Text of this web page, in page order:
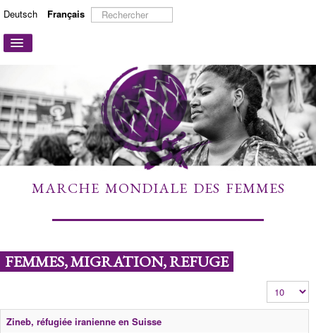
Deutsch Français Rechercher
Basculer
A PROPOS
ACTIONS ET CAMPAGNES
PARTICIPER
TÉMOIGNAGES
À DÉCOUVRIR
MARCHE MONDIALE DES FEMMES
FEMMES, MIGRATION, REFUGE
Affichage #
Zineb, réfugiée iranienne en Suisse